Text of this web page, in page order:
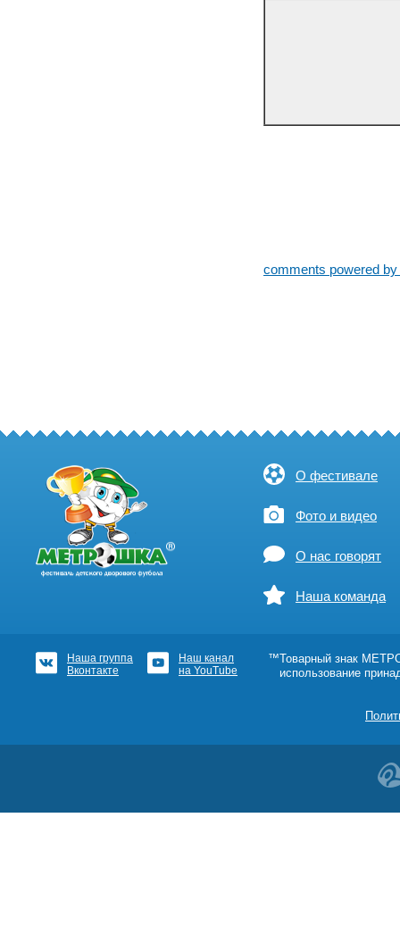
comments powered
О фестивале
Фото и видео
О нас говорят
Наша команда
Наша группа
Вконтакте
Наш канал
на YouTube
™Товарный знак
использование